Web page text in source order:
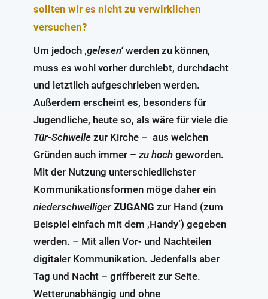
sollten wir es nicht zu verwirklichen
versuchen?
Um jedoch ‚gelesen‘werden zu können,
muss es wohl vorher durchlebt, durchdacht
und letztlich aufgeschrieben werden.
Außerdem erscheint es, besonders für
Jugendliche, heute so, als wäre für viele die
Tür-Schwellezur Kirche – aus welchen
Gründen auch immer –zu hochgeworden.
Mit der Nutzung unterschiedlichster
Kommunikationsformen möge daher ein
niederschwelliger ZUGANG zur Hand (zum
Beispiel einfach mit dem ‚Handy‘) gegeben
werden. – Mit allen Vor- und Nachteilen
digitaler Kommunikation. Jedenfalls aber
Tag und Nacht – griffbereit zur Seite.
Wetterunabhängig und ohne